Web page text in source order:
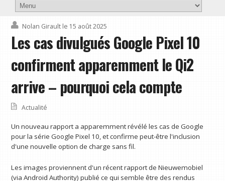
Nolan Girault le 15 août 2025
Les cas divulgués Google Pixel 10
confirment apparemment le Qi2
arrive – pourquoi cela compte
Actualité
Un nouveau rapport a apparemment révélé les cas de Google
pour la série Google Pixel 10, et confirme peut-être l'inclusion
d'une nouvelle option de charge sans fil.
Les images proviennent d'un récent rapport de Nieuwemobiel
(via Android Authority) publié ce qui semble être des rendus